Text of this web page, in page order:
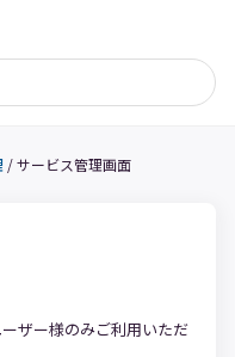
/サービス管理画面
ザー様のみご利用いただ